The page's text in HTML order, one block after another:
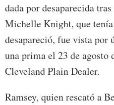
dada por desaparecida
Michelle Knight, que tenía
desapareció, fue vista por
una prima el 23 de agosto
Cleveland Plain Dealer.
Ramsey, quien rescató a